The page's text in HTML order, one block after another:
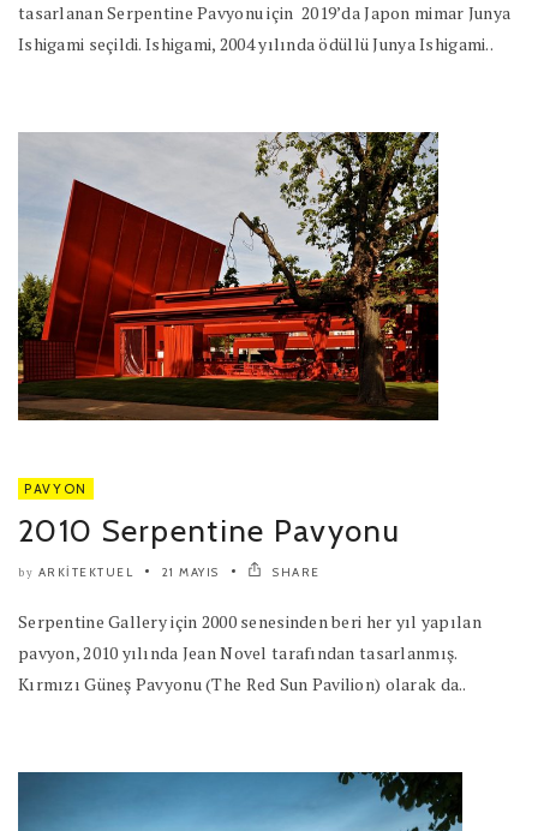
tasarlanan Serpentine Pavyonu için 2019’da Japon mimar Junya
Ishigami seçildi. Ishigami, 2004 yılında ödüllü Junya Ishigami..
PAVYON
2010 Serpentine Pavyonu
by ARKITEKTUEL 21 MAYIS SHARE
Serpentine Gallery için 2000 senesinden beri her yıl yapılan
pavyon, 2010 yılında Jean Novel tarafından tasarlanmış.
Kırmızı Güneş Pavyonu (The Red Sun Pavilion) olarak da..